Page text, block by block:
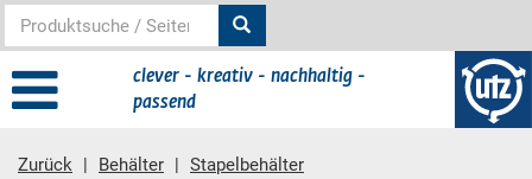
clever - kreativ - nachhaltig -
passend
Zurück Behälter
Stapelbehälter